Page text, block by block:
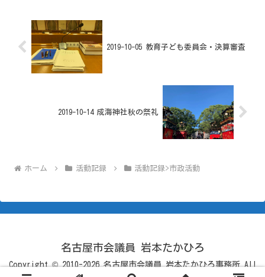
2019-10-05 教育子ども委員会・決算審査
2019-10-14 成海神社秋の祭礼
ホーム 活動記録 活動記録>市政活動
名古屋市会議員 岩本たかひろ
Copyright © 2010-2026 名古屋市会議員 岩本たかひろ事務所 All